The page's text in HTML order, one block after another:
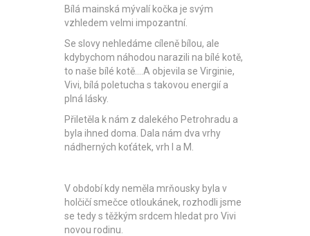
Bílá mainská mývalí kočka je svým
vzhledem velmi impozantní.
Se slovy nehledáme cíleně bílou, ale
kdybychom náhodou narazili na bílé kotě,
to naše bílé kotě....A objevila se Virginie,
Vivi, bílá poletucha s takovou energií a
plná lásky.
Přiletěla k nám z dalekého Petrohradu a
byla ihned doma. Dala nám dva vrhy
nádherných koťátek, vrh I a M.
V období kdy neměla mrňousky byla v
holčičí smečce otloukánek, rozhodli jsme
se tedy s těžkým srdcem hledat pro Vivi
novou rodinu.